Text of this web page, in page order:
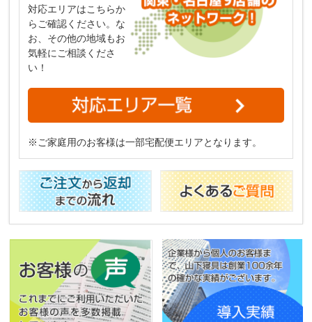
対応エリアはこちらか
らご確認ください。な
お、その他の地域もお
気軽にご相談くださ
い！
※ご家庭用のお客様は一部宅配便エリアとなります。